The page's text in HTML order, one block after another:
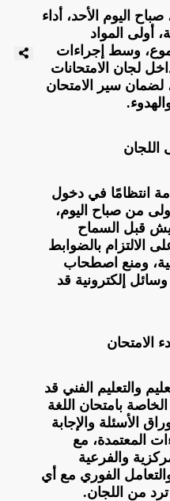
صباح اليوم الأحد، أداء
أولى المواد
وسط إجراءات
لجان الامتحانات
سير الامتحان
اللجان
انتظامًا في دخول
من صباح اليوم،
قبل السماح
الالتزام بالضوابط
ومنع اصطحاب
إلكترونية قد
الامتحان
والتعليم الفني قد
بامتحان اللغة
الأسئلة والإجابة
المعتمدة، مع
والفرعية
الفوري مع أي
من اللجان.